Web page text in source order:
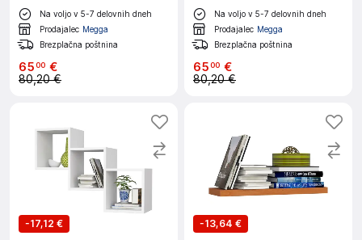
Na voljo v 5-7 delovnih dneh
Prodajalec Megga
Brezplačna poštnina
6500 €
80,20 €
Na voljo v 5-7 delovnih dneh
Prodajalec Megga
Brezplačna poštnina
6500 €
80,20 €
-17,12 €
-13,64 €